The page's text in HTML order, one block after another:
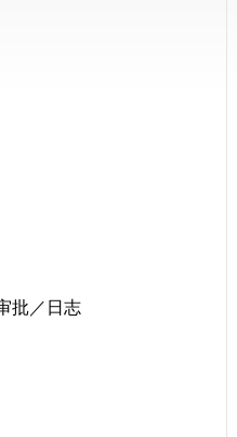
批／日志